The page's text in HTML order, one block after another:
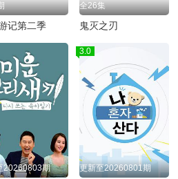
记第二季
全26集
鬼灭之刃
20260803期
3.0
更新至20260801期